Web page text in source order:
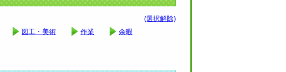
(選択解除)
図工・美術 作業 余暇